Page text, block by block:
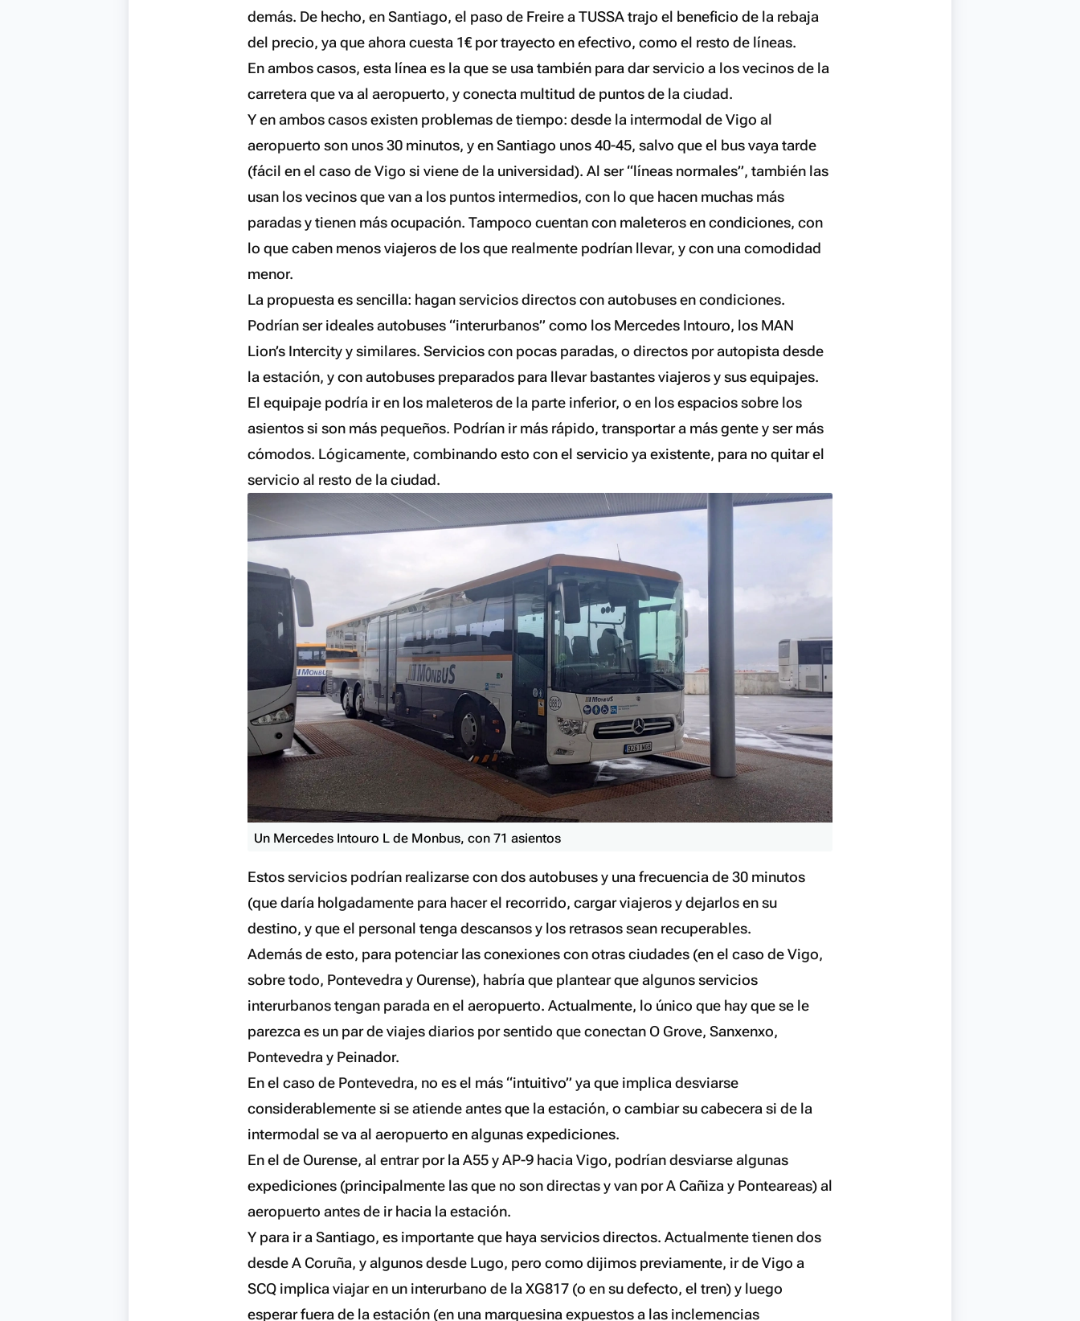
demás. De hecho, en Santiago, el paso de Freire a TUSSA trajo el beneficio de la rebaja
del precio, ya que ahora cuesta 1€ por trayecto en efectivo, como el resto de líneas.
En ambos casos, esta línea es la que se usa también para dar servicio a los vecinos de la
carretera que va al aeropuerto, y conecta multitud de puntos de la ciudad.
Y en ambos casos existen problemas de tiempo: desde la intermodal de Vigo al
aeropuerto son unos 30 minutos, y en Santiago unos 40-45, salvo que el bus vaya tarde
(fácil en el caso de Vigo si viene de la universidad). Al ser “líneas normales”, también las
usan los vecinos que van a los puntos intermedios, con lo que hacen muchas más
paradas y tienen más ocupación. Tampoco cuentan con maleteros en condiciones, con
lo que caben menos viajeros de los que realmente podrían llevar, y con una comodidad
menor.
La propuesta es sencilla: hagan servicios directos con autobuses en condiciones.
Podrían ser ideales autobuses “interurbanos” como los Mercedes Intouro, los MAN
Lion’s Intercity y similares. Servicios con pocas paradas, o directos por autopista desde
la estación, y con autobuses preparados para llevar bastantes viajeros y sus equipajes.
El equipaje podría ir en los maleteros de la parte inferior, o en los espacios sobre los
asientos si son más pequeños. Podrían ir más rápido, transportar a más gente y ser más
cómodos. Lógicamente, combinando esto con el servicio ya existente, para no quitar el
servicio al resto de la ciudad.
Un Mercedes Intouro L de Monbus, con 71 asientos
Estos servicios podrían realizarse con dos autobuses y una frecuencia de 30 minutos
(que daría holgadamente para hacer el recorrido, cargar viajeros y dejarlos en su
destino, y que el personal tenga descansos y los retrasos sean recuperables.
Además de esto, para potenciar las conexiones con otras ciudades (en el caso de Vigo,
sobre todo, Pontevedra y Ourense), habría que plantear que algunos servicios
interurbanos tengan parada en el aeropuerto. Actualmente, lo único que hay que se le
parezca es un par de viajes diarios por sentido que conectan O Grove, Sanxenxo,
Pontevedra y Peinador.
En el caso de Pontevedra, no es el más “intuitivo” ya que implica desviarse
considerablemente si se atiende antes que la estación, o cambiar su cabecera si de la
intermodal se va al aeropuerto en algunas expediciones.
En el de Ourense, al entrar por la A55 y AP-9 hacia Vigo, podrían desviarse algunas
expediciones (principalmente las que no son directas y van por A Cañiza y Ponteareas) al
aeropuerto antes de ir hacia la estación.
Y para ir a Santiago, es importante que haya servicios directos. Actualmente tienen dos
desde A Coruña, y algunos desde Lugo, pero como dijimos previamente, ir de Vigo a
SCQ implica viajar en un interurbano de la XG817 (o en su defecto, el tren) y luego
esperar fuera de la estación (en una marquesina expuestos a las inclemencias